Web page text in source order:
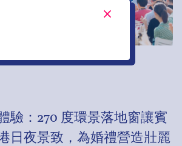
驗：270 度環景落地窗讓賓
日夜景致，為婚禮營造壯麗